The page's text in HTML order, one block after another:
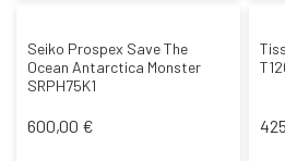
Seiko Prospex Save The
Ocean Antarctica Monster
SRPH75K1
600,00 €